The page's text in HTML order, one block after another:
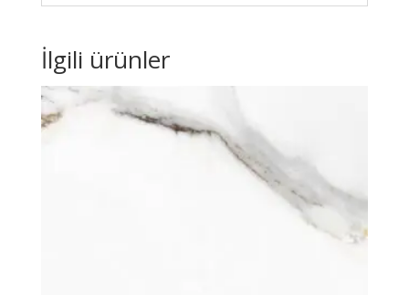
İlgili ürünler